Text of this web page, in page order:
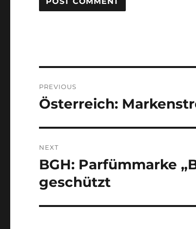
navigation
PREVIOUS
Previous
Österreich:
NEXT
Next
BGH: Parfümmarke
geschützt